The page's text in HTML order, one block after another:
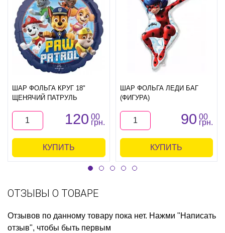
ШАР ФОЛЬГА КРУГ 18"
ЩЕНЯЧИЙ ПАТРУЛЬ
120 00
грн.
КУПИТЬ
ШАР ФОЛЬГА ЛЕДИ БАГ
(ФИГУРА)
90 00
грн.
КУПИТЬ
ОТЗЫВЫ О ТОВАРЕ
Отзывов по данному товару пока нет. Нажми "Написать
отзыв", чтобы быть первым